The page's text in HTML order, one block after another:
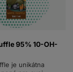
95% 10-OH-
je unikátna